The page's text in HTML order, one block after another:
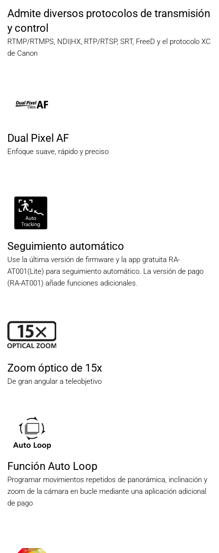
Admite diversos protocolos de transmisión
y control
RTMP/RTMPS, NDI|HX, RTP/RTSP, SRT, FreeD y el protocolo XC
de Canon
Dual Pixel AF
Enfoque suave, rápido y preciso
Seguimiento automático
Use la última versión de firmware y la app gratuita RA-
AT001(Lite) para seguimiento automático. La versión de pago
(RA-AT001) añade funciones adicionales.
Zoom óptico de 15x
De gran angular a teleobjetivo
Función Auto Loop
Programar movimientos repetidos de panorámica, inclinación y
zoom de la cámara en bucle mediante una aplicación adicional
de pago